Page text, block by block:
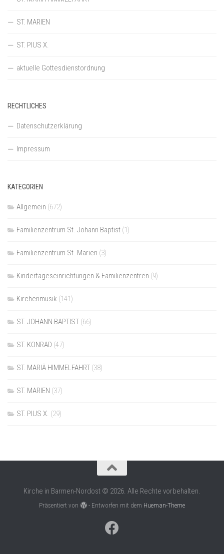
ST. MARIEN
ST. PIUS X.
aktuelle Gottesdienstordnung
RECHTLICHES
Datenschutzerklärung
Impressum
KATEGORIEN
Allgemein (672)
Familienzentrum St. Johann Baptist (1)
Familienzentrum St. Marien (3)
Kindertageseinrichtungen & Familienzentren (9)
Kirchenmusik (141)
ST. JOHANN BAPTIST (66)
ST. KONRAD (47)
ST. MARIÄ HIMMELFAHRT (38)
ST. MARIEN (37)
ST. PIUS X. (29)
Kirche in Barmen-Nordost © 2026. Alle Rechte vorbehalten.
Präsentiert von - Entworfen mit dem Hueman-Theme